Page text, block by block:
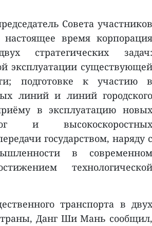
Совета участников
время корпорация
стратегических задач:
эксплуатации существующей
подготовке к участию в
линий и линий городского
в эксплуатацию новых
и высокоскоростных
государством, наряду с
в современном
технологической
транспорта в двух
Данг Ши Мань сообщил,